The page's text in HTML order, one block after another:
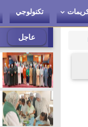
تكنولوجي
عاجل